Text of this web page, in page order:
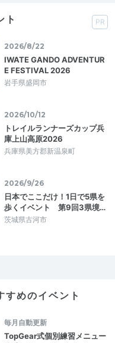
satoyama11
前傾姿勢 プラス イ
今まで自己流で練習して
ト PR
2026/8/22
IWATE GANDO ADVENTUR
E FESTIVAL 2026
岩手県盛岡市
2026/10/12
トレイルランナーズカップ兵
庫上山高原2026
兵庫県美方郡新温泉町
2026/9/26
日本でここだけ！1日で5県を
歩くイベント 第9回3県境…
茨城県古河市
すめのイベント
毎月自動更新
TopGear式個別練習メニュー